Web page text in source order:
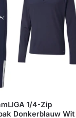
1/4-Zip
Donkerblauw Wit